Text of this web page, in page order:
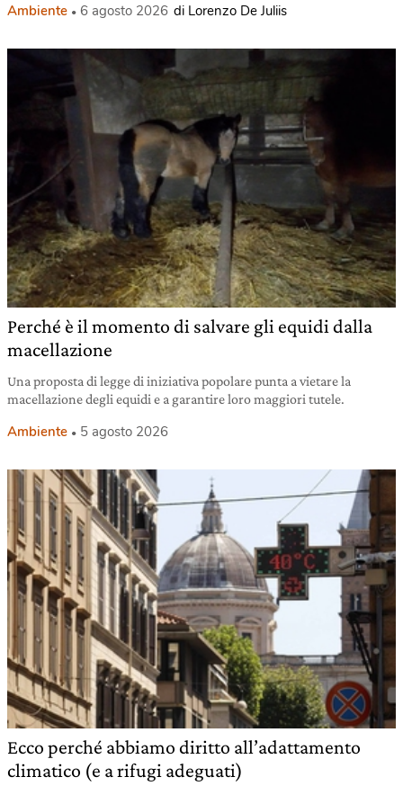
Ambiente 6 agosto 2026 di Lorenzo De Juliis
Perché è il momento di salvare gli equidi dalla
macellazione
Una proposta di legge di iniziativa popolare punta a vietare la
macellazione degli equidi e a garantire loro maggiori tutele.
Ambiente 5 agosto 2026
Ecco perché abbiamo diritto all’adattamento
climatico (e a rifugi adeguati)